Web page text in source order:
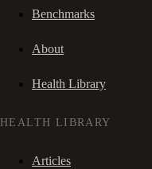
Benchmarks
About
Health Library
HEALTH LIBRARY
Articles